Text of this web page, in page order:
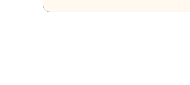
Catalog